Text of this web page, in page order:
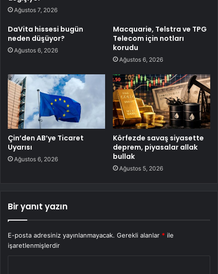
Ağustos 7, 2026
DaVita hissesi bugün
neden düşüyor?
Ağustos 6, 2026
Macquarie, Telstra ve TPG
Telecom için notları
korudu
Ağustos 6, 2026
Çin’den AB’ye Ticaret
Uyarısı
Ağustos 6, 2026
Körfezde savaş siyasette
deprem, piyasalar allak
bullak
Ağustos 5, 2026
Bir yanıt yazın
E-posta adresiniz yayınlanmayacak. Gerekli alanlar * ile
işaretlenmişlerdir